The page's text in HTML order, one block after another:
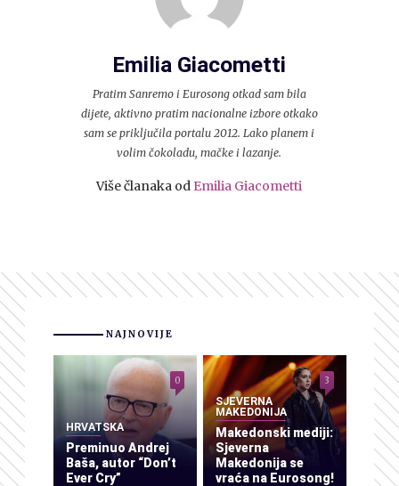
Emilia Giacometti
Pratim Sanremo i Eurosong otkad sam bila
dijete, aktivno pratim nacionalne izbore otkako
sam se priključila portalu 2012. Lako planem i
volim čokoladu, mačke i lazanje.
Više članaka od Emilia Giacometti
NAJNOVIJE
HRVATSKA
Preminuo Andrej
Baša, autor “Don’t
Ever Cry”
0
SJEVERNA
MAKEDONIJA
Makedonski mediji:
Sjeverna
Makedonija se
vraća na Eurosong!
3